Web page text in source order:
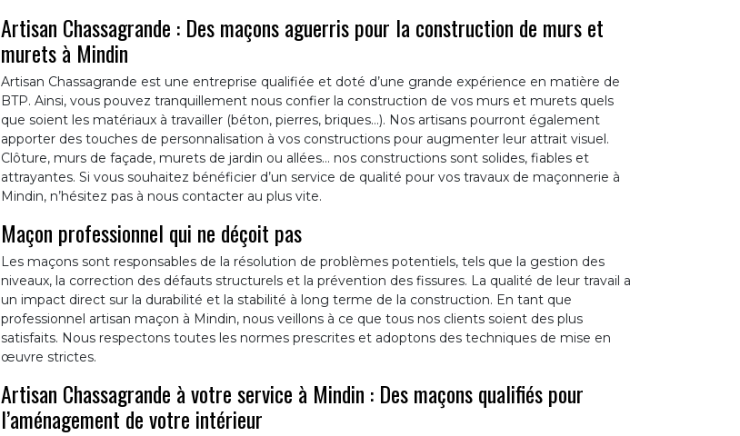
Artisan Chassagrande : Des maçons aguerris pour la construction de murs et
murets à Mindin
Artisan Chassagrande est une entreprise qualifiée et doté d’une grande expérience en matière de
BTP. Ainsi, vous pouvez tranquillement nous confier la construction de vos murs et murets quels
que soient les matériaux à travailler (béton, pierres, briques…). Nos artisans pourront également
apporter des touches de personnalisation à vos constructions pour augmenter leur attrait visuel.
Clôture, murs de façade, murets de jardin ou allées… nos constructions sont solides, fiables et
attrayantes. Si vous souhaitez bénéficier d’un service de qualité pour vos travaux de maçonnerie à
Mindin, n’hésitez pas à nous contacter au plus vite.
Maçon professionnel qui ne déçoit pas
Les maçons sont responsables de la résolution de problèmes potentiels, tels que la gestion des
niveaux, la correction des défauts structurels et la prévention des fissures. La qualité de leur travail a
un impact direct sur la durabilité et la stabilité à long terme de la construction. En tant que
professionnel artisan maçon à Mindin, nous veillons à ce que tous nos clients soient des plus
satisfaits. Nous respectons toutes les normes prescrites et adoptons des techniques de mise en
œuvre strictes.
Artisan Chassagrande à votre service à Mindin : Des maçons qualifiés pour
l’aménagement de votre intérieur